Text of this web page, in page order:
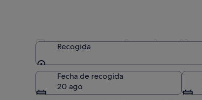
Empresas de
Recogida
Recogida
Fecha de recogida
20 ago